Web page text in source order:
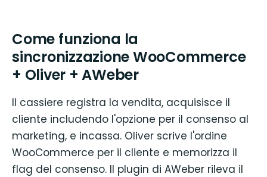
Come funziona la
sincronizzazione WooCommerce
+ Oliver + AWeber
Il cassiere registra la vendita, acquisisce il
cliente includendo l'opzione per il consenso al
marketing, e incassa. Oliver scrive l'ordine
WooCommerce per il cliente e memorizza il
flag del consenso. Il plugin di AWeber rileva il